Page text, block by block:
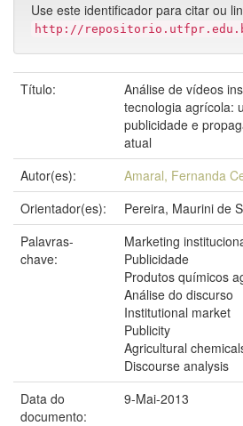
Use este identificador para citar ou
http://
Título:
Análise de vídeos
tecnologia agrícola:
publicidade e
atual
Autor(es):
Amaral, Fernanda
Orientador(es):
Pereira, Maurini de
Palavras-
chave:
Marketing
Publicidade
Produtos químicos
Análise do discurso
Institutional market
Publicity
Agricultural
Discourse analysis
Data do
documento:
9-Mai-2013